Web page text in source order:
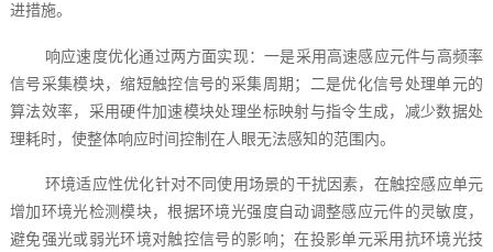
进措施。
响应速度优化通过两方面实现：一是采用高速感应元件与高频率
信号采集模块，缩短触控信号的采集周期；二是优化信号处理单元的
算法效率，采用硬件加速模块处理坐标映射与指令生成，减少数据处
理耗时，使整体响应时间控制在人眼无法感知的范围内。
环境适应性优化针对不同使用场景的干扰因素，在触控感应单元
增加环境光检测模块，根据环境光强度自动调整感应元件的灵敏度，
避免强光或弱光环境对触控信号的影响；在投影单元采用抗环境光技